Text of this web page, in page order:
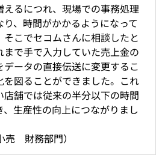
えるにつれ、現場での事務処理
り、時間がかかるようになって
そこでセコムさんに相談したと
まで手で入力していた売上金の
データの直接伝送に変更するこ
を図ることができました。これ
店舗では従来の半分以下の時間
、生産性の向上につながりまし
売 財務部門）